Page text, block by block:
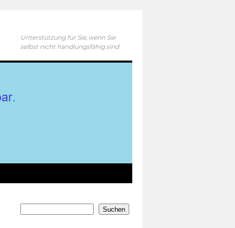
Unterstützung für Sie, wenn Sie
selbst nicht handlungsfähig sind
Suchen